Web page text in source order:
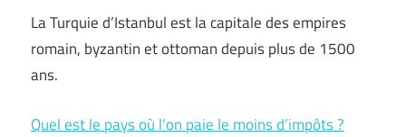
La Turquie d’Istanbul est la capitale des empires
romain, byzantin et ottoman depuis plus de 1500
ans.
Quel est le pays où l’on paie le moins d’impôts ?